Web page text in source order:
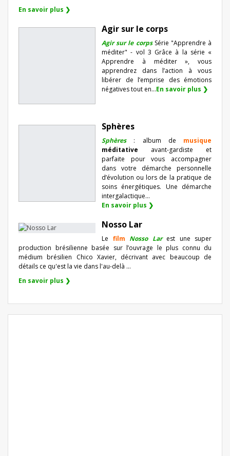
En savoir plus ❯
Agir sur le corps
Agir sur le corpsSérie "Apprendre à
méditer" - vol 3 Grâce à la série «
Apprendre à méditer », vous
apprendrez dans l’action à vous
libérer de l’emprise des émotions
négatives tout en...En savoir plus ❯
Sphères
Sphères: album de musique
méditative avant-gardiste et
parfaite pour vous accompagner
dans votre démarche personnelle
d’évolution ou lors de la pratique de
soins énergétiques. Une démarche
intergalactique...
En savoir plus ❯
Nosso Lar
Le film Nosso Lar est une super
production brésilienne basée sur l’ouvrage le plus connu du
médium brésilien Chico Xavier, décrivant avec beaucoup de
détails ce qu'est la vie dans l'au-delà ...
En savoir plus ❯